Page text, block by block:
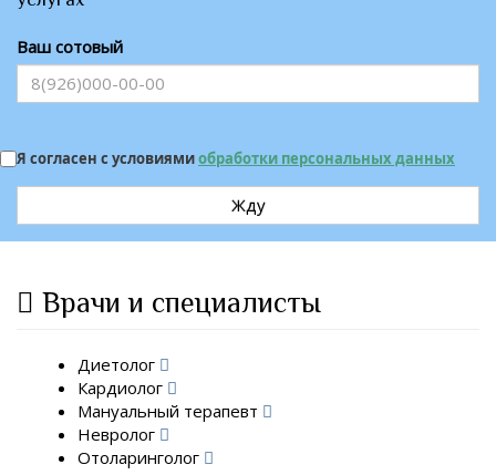
Ваш сотовый
Я согласен с условиямиобработки персональных данных
Жду
Врачи и специалисты
Диетолог
Кардиолог
Мануальный терапевт
Невролог
Отоларинголог